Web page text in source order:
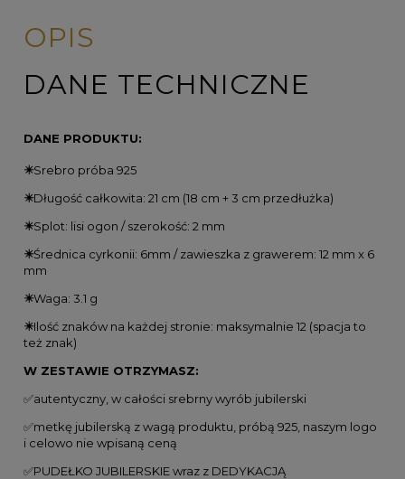
OPIS
DANE TECHNICZNE
DANE PRODUKTU:
✴️Srebro próba 925
✴️Długość całkowita: 21 cm (18 cm + 3 cm przedłużka)
✴️Splot: lisi ogon / szerokość: 2 mm
✴️Średnica cyrkonii: 6mm / zawieszka z grawerem: 12 mm x 6
mm
✴️Waga: 3.1 g
✴️Ilość znaków na każdej stronie: maksymalnie 12 (spacja to
też znak)
W ZESTAWIE OTRZYMASZ:
✅autentyczny, w całości srebrny wyrób jubilerski
✅metkę jubilerską z wagą produktu, próbą 925, naszym logo
i celowo nie wpisaną ceną
✅PUDEŁKO JUBILERSKIE wraz z DEDYKACJĄ